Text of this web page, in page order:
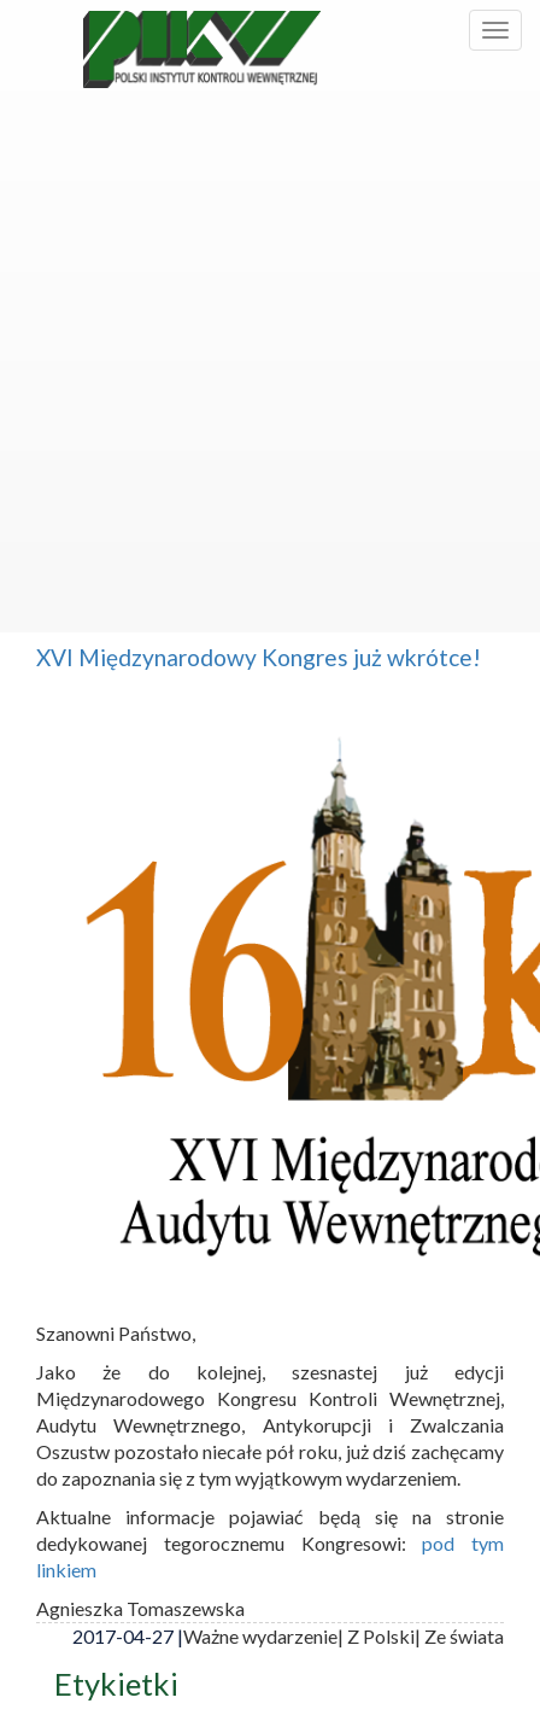
XVI Międzynarodowy Kongres już wkrótce!
Szanowni Państwo,
Jako że do kolejnej, szesnastej już edycji
Międzynarodowego Kongresu Kontroli Wewnętrznej,
Audytu Wewnętrznego, Antykorupcji i Zwalczania
Oszustw pozostało niecałe pół roku, już dziś zachęcamy
do zapoznania się z tym wyjątkowym wydarzeniem.
Aktualne informacje pojawiać będą się na stronie
dedykowanej tegorocznemu Kongresowi:pod tym
linkiem
Agnieszka Tomaszewska
2017-04-27 |Ważne wydarzenie| Z Polski| Ze świata
Etykietki